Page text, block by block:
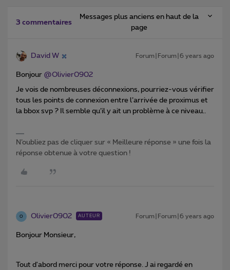
3 commentaires
Messages plus anciens en haut de la
page
David W Forum|Forum|6 years ago
Bonjour @Olivier0902
Je vois de nombreuses déconnexions, pourriez-vous vérifier
tous les points de connexion entre l’arrivée de proximus et
la bbox svp ? Il semble qu’il y ait un problème à ce niveau..
N’oubliez pas de cliquer sur « Meilleure réponse » une fois la
réponse obtenue à votre question !
O Olivier0902 AUTEUR Forum|Forum|6 years ago
Bonjour Monsieur,
Tout d'abord merci pour votre réponse. J ai regardé en